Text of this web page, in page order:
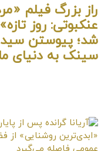
فاش
مارول
جولی
از